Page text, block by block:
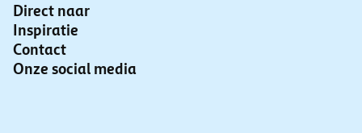
Direct naar
Inspiratie
Contact
Onze social media